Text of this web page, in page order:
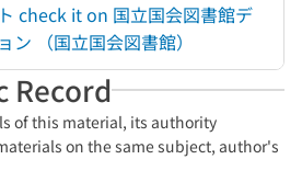
check it on 国立国会図書館デ
ン （国立国会図書館）
Record
of this material, its authority
on the same subject, author's